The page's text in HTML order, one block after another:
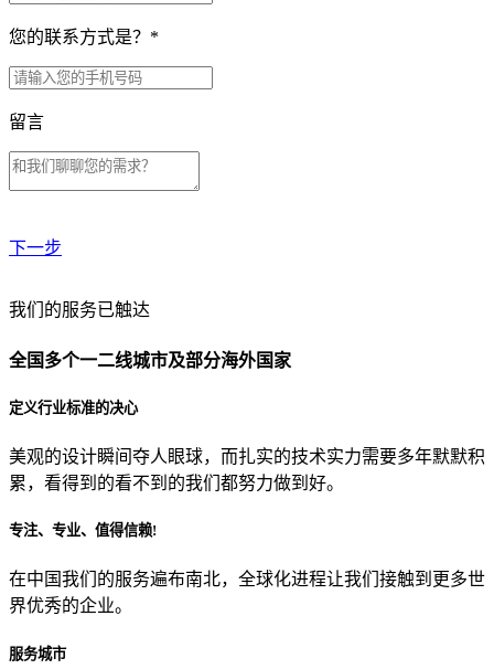
您的联系方式是？ *
留言
下一步
贵公司预算范围是？
贵公司的团队规模是？
目前主要的营销渠道是？
我们的服务已触达
全国多个一二线城市及部分海外国家
定义行业标准的决心
美观的设计瞬间夺人眼球，而扎实的技术实力需要多年默默积
累，看得到的看不到的我们都努力做到好。
专注、专业、值得信赖!
在中国我们的服务遍布南北，全球化进程让我们接触到更多世
界优秀的企业。
服务城市